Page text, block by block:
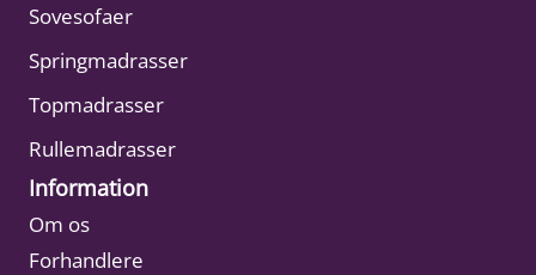
Sovesofaer
Springmadrasser
Topmadrasser
Rullemadrasser
Information
Om os
Forhandlere